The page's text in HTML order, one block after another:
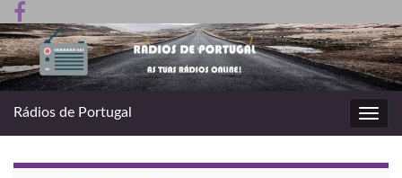
Rádios de Portugal